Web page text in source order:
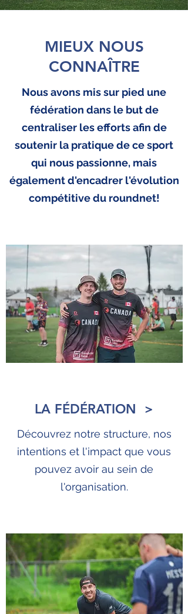
MIEUX NOUS
CONNAÎTRE
Nous avons mis sur pied une
fédération dans le but de
centraliser les efforts afin de
soutenir la pratique de ce sport
qui nous passionne, mais
également d'encadrer l'évolution
compétitive du roundnet!
LA FÉDÉRATION >
Découvrez notre structure, nos
intentions et l'impact que vous
pouvez avoir au sein de
l'organisation.